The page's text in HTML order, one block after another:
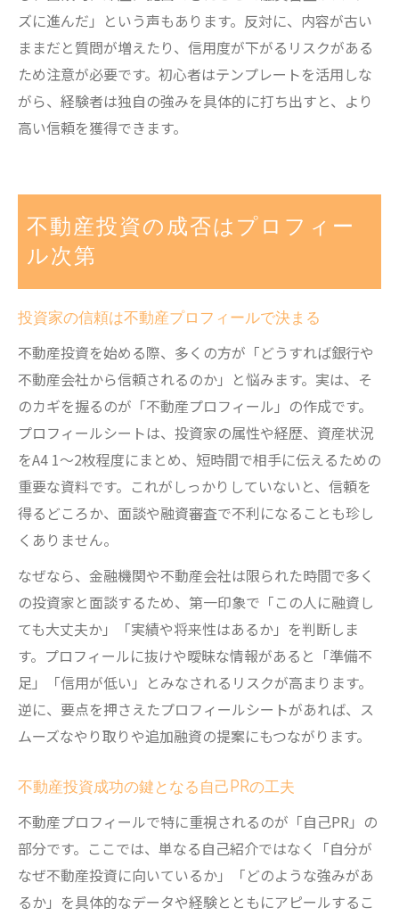
ズに進んだ」という声もあります。反対に、内容が古い
ままだと質問が増えたり、信用度が下がるリスクがある
ため注意が必要です。初心者はテンプレートを活用しな
がら、経験者は独自の強みを具体的に打ち出すと、より
高い信頼を獲得できます。
不動産投資の成否はプロフィー
ル次第
投資家の信頼は不動産プロフィールで決まる
不動産投資を始める際、多くの方が「どうすれば銀行や
不動産会社から信頼されるのか」と悩みます。実は、そ
のカギを握るのが「不動産プロフィール」の作成です。
プロフィールシートは、投資家の属性や経歴、資産状況
をA4 1〜2枚程度にまとめ、短時間で相手に伝えるための
重要な資料です。これがしっかりしていないと、信頼を
得るどころか、面談や融資審査で不利になることも珍し
くありません。
なぜなら、金融機関や不動産会社は限られた時間で多く
の投資家と面談するため、第一印象で「この人に融資し
ても大丈夫か」「実績や将来性はあるか」を判断しま
す。プロフィールに抜けや曖昧な情報があると「準備不
足」「信用が低い」とみなされるリスクが高まります。
逆に、要点を押さえたプロフィールシートがあれば、ス
ムーズなやり取りや追加融資の提案にもつながります。
不動産投資成功の鍵となる自己PRの工夫
不動産プロフィールで特に重視されるのが「自己PR」の
部分です。ここでは、単なる自己紹介ではなく「自分が
なぜ不動産投資に向いているか」「どのような強みがあ
るか」を具体的なデータや経験とともにアピールするこ